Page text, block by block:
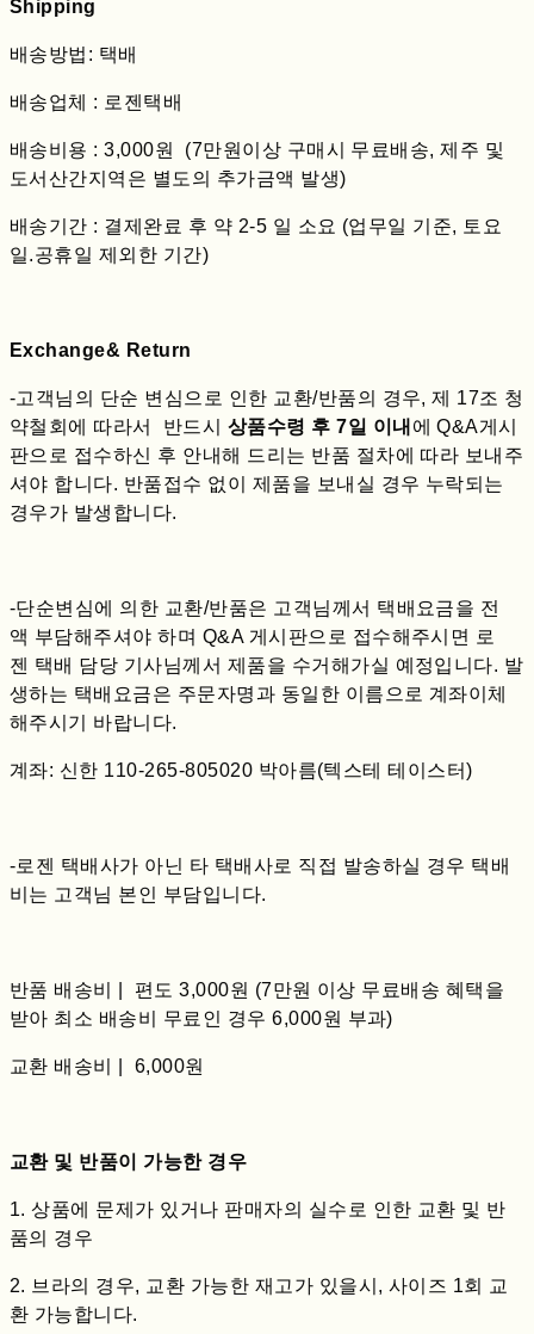
Shipping
배송방법: 택배
배송업체 : 로젠택배
배송비용 : 3,000원 (7만원이상 구매시 무료배송, 제주 및
도서산간지역은 별도의 추가금액 발생)
배송기간 : 결제완료 후 약 2-5 일 소요 (업무일 기준, 토요
일.공휴일 제외한 기간)
Exchange& Return
-고객님의 단순 변심으로 인한 교환/반품의 경우, 제 17조 청
약철회에 따라서 반드시 상품수령 후 7일 이내 에 Q&A게시
판으로 접수하신 후 안내해 드리는 반품 절차에 따라 보내주
셔야 합니다. 반품접수 없이 제품을 보내실 경우 누락되는
경우가 발생합니다.
-단순변심에 의한 교환/반품은 고객님께서 택배요금을 전
액 부담해주셔야 하며 Q&A 게시판으로 접수해주시면 로
젠 택배 담당 기사님께서 제품을 수거해가실 예정입니다. 발
생하는 택배요금은 주문자명과 동일한 이름으로 계좌이체
해주시기 바랍니다.
계좌: 신한 110-265-805020 박아름(텍스테 테이스터)
-로젠 택배사가 아닌 타 택배사로 직접 발송하실 경우 택배
비는 고객님 본인 부담입니다.
반품 배송비 | 편도 3,000원 (7만원 이상 무료배송 혜택을
받아 최소 배송비 무료인 경우 6,000원 부과)
교환 배송비 | 6,000원
교환 및 반품이 가능한 경우
1. 상품에 문제가 있거나 판매자의 실수로 인한 교환 및 반
품의 경우
2. 브라의 경우, 교환 가능한 재고가 있을시, 사이즈 1회 교
환 가능합니다.